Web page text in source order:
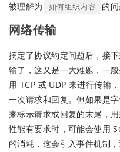
被理解为
如何组织内容 的问
网络传输
搞定了协议约定问题后，接
输了，这又是一大难题，一
用 TCP 或 UDP 来进行传输
一次请求和回复。但如果是
来标示请求或回复的末尾，
性能有要求时，可能会使用
的消耗，这会引入事件机制